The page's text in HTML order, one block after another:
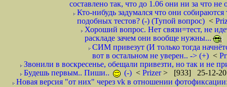
составлено так, что до 1.06 они ни за что не
Кто-нибудь задумался что они
подобных тестов? (-) (Тупой вопрос) <
Хороший вопрос. Нет связи=тест, не
раскладе зачем они вообще нужны...
СИМ привезут (И только тогда
вот в остальном не уверен.. -> (+) <
Звонили в воскресенье, обещали привезти, но так и не
Будешь первым.. Пиши..
(-) < Prizer> [933] 25-12-
Новая версия "от них" через vk в отношении